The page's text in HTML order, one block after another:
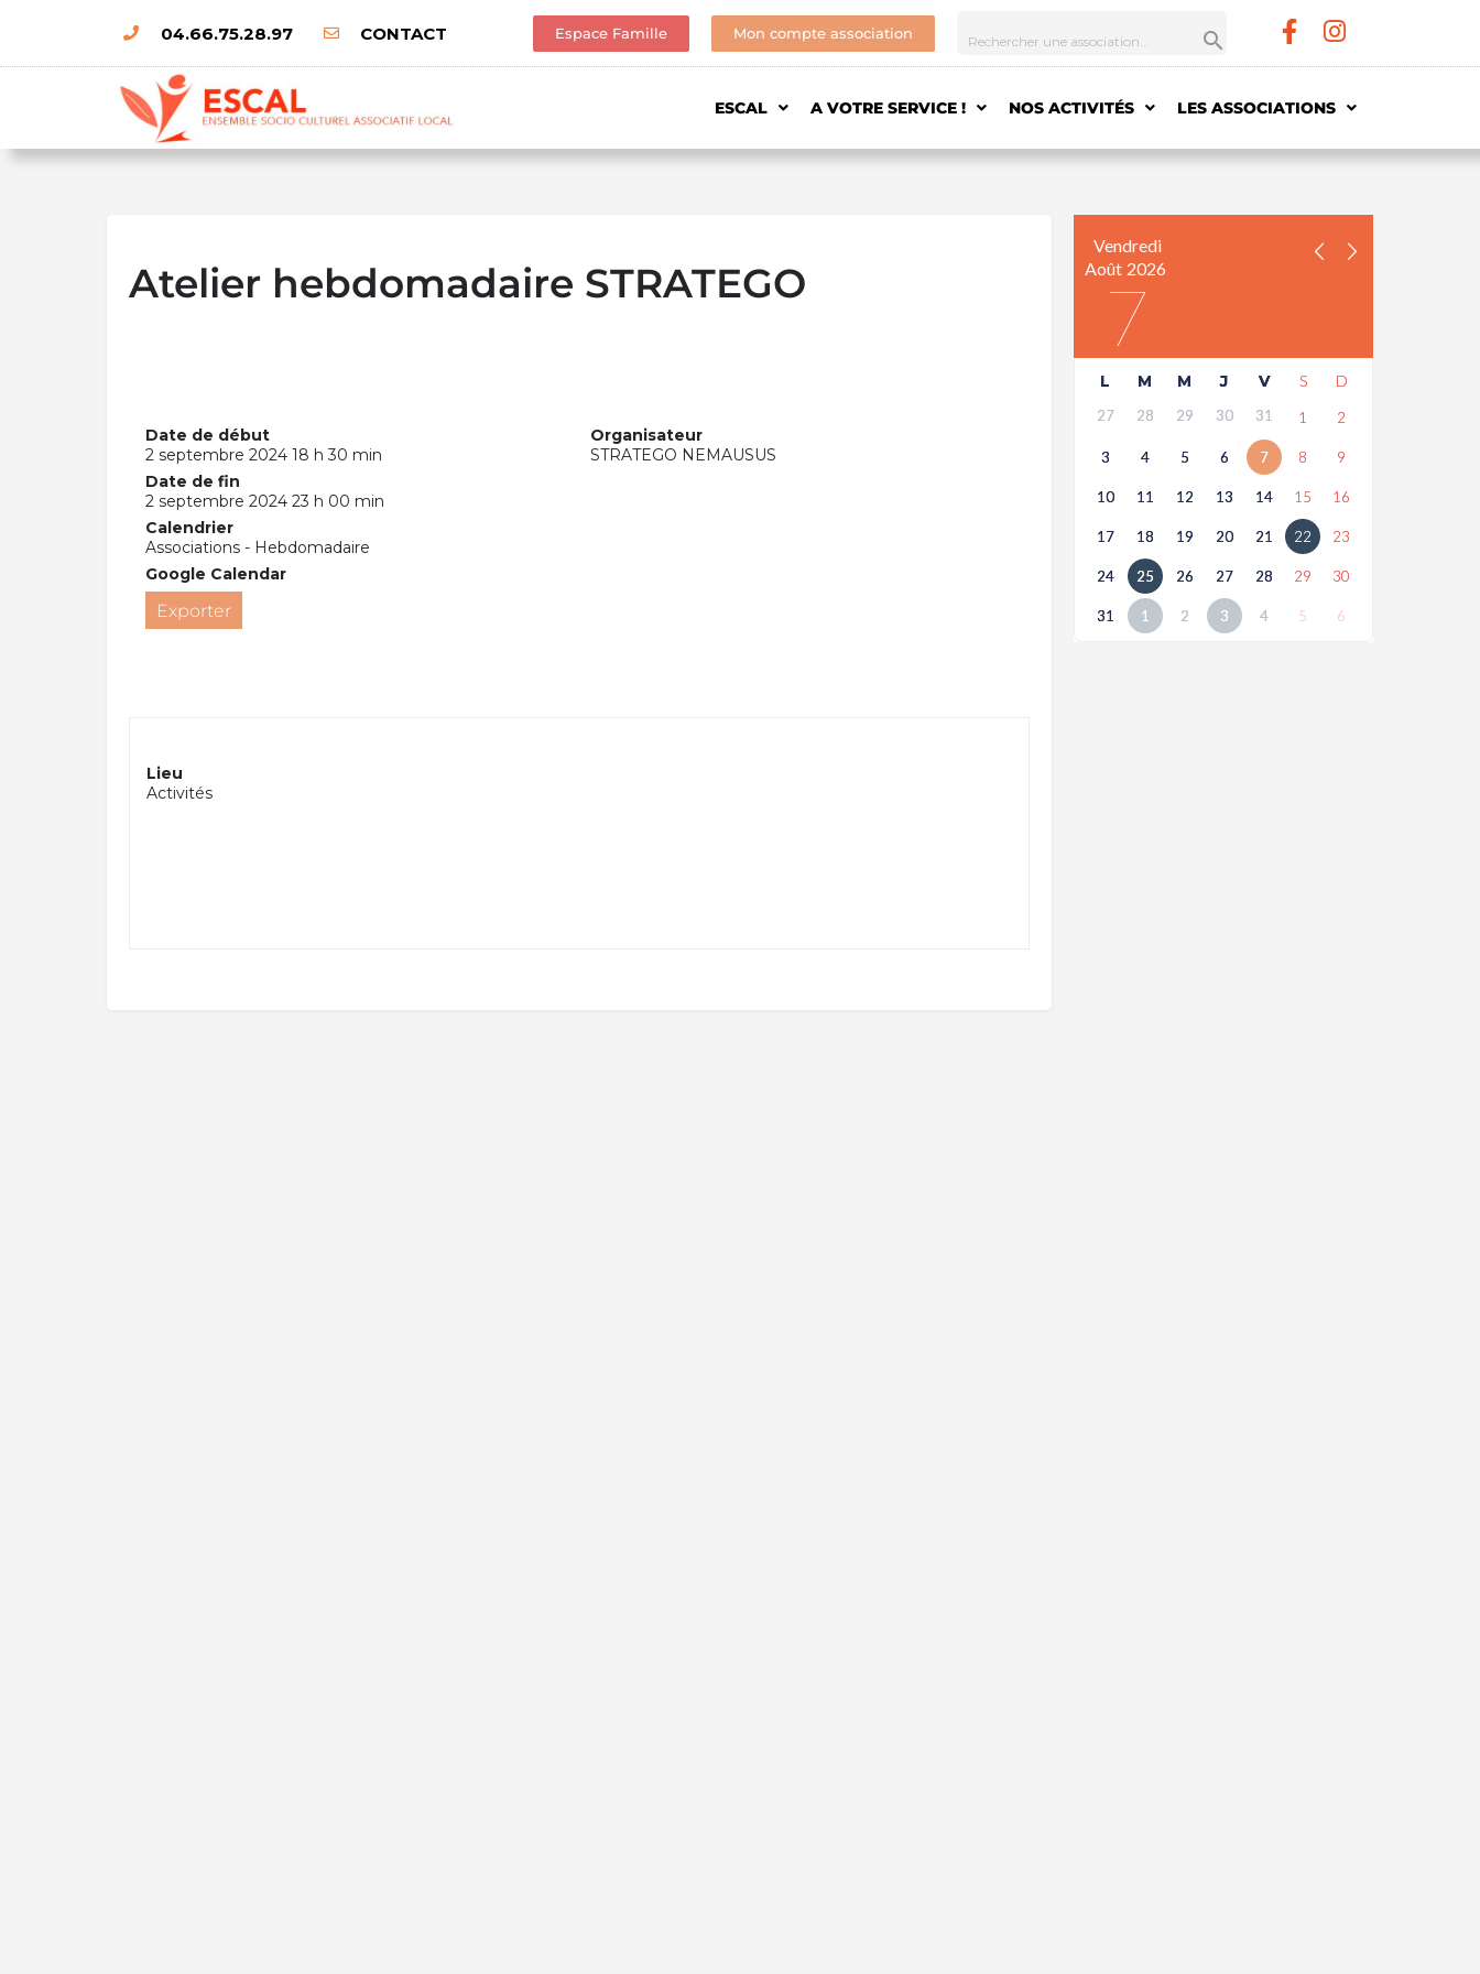
04.66.75.28.97 CONTACT Espace Famille Mon compte association
ESCAL A VOTRE SERVICE ! NOS ACTIVITÉS LES ASSOCIATIONS
Atelier hebdomadaire STRATEGO
Date de début
2 septembre 2024 18 h 30 min
Date de fin
2 septembre 2024 23 h 00 min
Calendrier
Associations - Hebdomadaire
Google Calendar
Exporter
Organisateur
STRATEGO NEMAUSUS
Lieu
Activités
Vendredi
Août 2026
7
L M M J V S D
27 28 29 30 31 1 2
3 4 5 6 7 8 9
10 11 12 13 14 15 16
17 18 19 20 21 22 23
24 25 26 27 28 29 30
31 1 2 3 4 5 6